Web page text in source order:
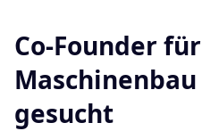
Co-Founder für
gesucht